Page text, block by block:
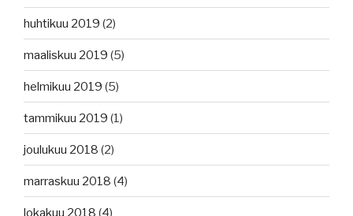
huhtikuu 2019 (2)
maaliskuu 2019 (5)
helmikuu 2019 (5)
tammikuu 2019 (1)
joulukuu 2018 (2)
marraskuu 2018 (4)
lokakuu 2018 (4)